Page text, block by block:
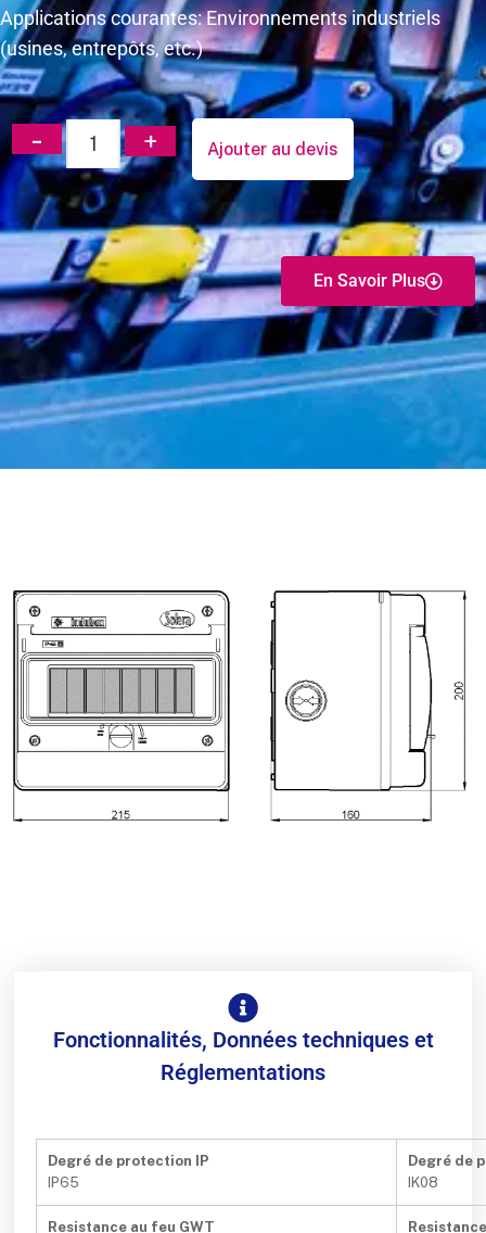
Applications courantes: Environnements industriels
(usines, entrepôts, etc.)
Ajouter au devis
En Savoir Plus
Fonctionnalités, Données techniques et
Réglementations
Degré de protection IP
IP65
Degré de
IK08
Resistance au feu GWT